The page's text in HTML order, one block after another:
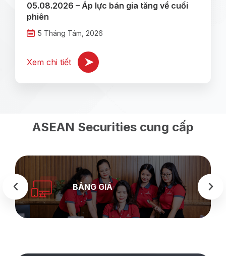
05.08.2026 – Áp lực bán gia tăng về cuối
phiên
5 Tháng Tám, 2026
Xem chi tiết
ASEAN Securities cung cấp
BẢNG GIÁ